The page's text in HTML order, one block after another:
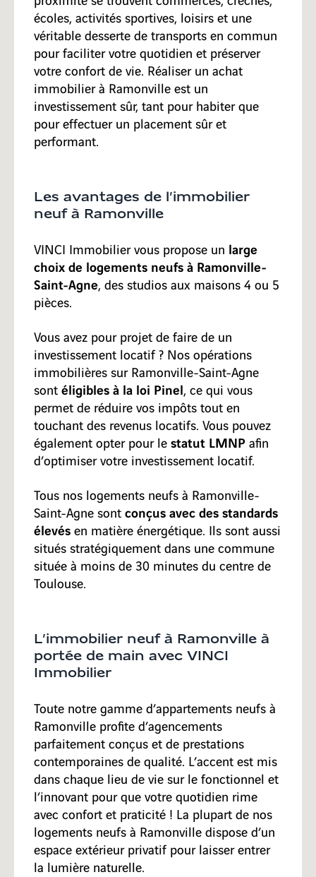
écoles, activités sportives, loisirs et une
véritable desserte de transports en commun
pour faciliter votre quotidien et préserver
votre confort de vie. Réaliser un achat
immobilier à Ramonville est un
investissement sûr, tant pour habiter que
pour effectuer un placement sûr et
performant.
Les avantages de l’immobilier
neuf à Ramonville
VINCI Immobilier vous propose un large
choix de logements neufs à Ramonville-
Saint-Agne, des studios aux maisons 4 ou 5
pièces.
Vous avez pour projet de faire de un
investissement locatif ? Nos opérations
immobilières sur Ramonville-Saint-Agne
sontéligibles à la loi Pinel, ce qui vous
permet de réduire vos impôts tout en
touchant des revenus locatifs. Vous pouvez
également opter pour lestatut LMNPafin
d’optimiser votre investissement locatif.
Tous nos logements neufs à Ramonville-
Saint-Agne sontconçus avec des standards
élevésen matière énergétique. Ils sont aussi
situés stratégiquement dans une commune
située à moins de 30 minutes du centre de
Toulouse.
L’immobilier neuf à Ramonville à
portée de main avec VINCI
Immobilier
Toute notre gamme d’appartements neufs à
Ramonville profite d’agencements
parfaitement conçus et de prestations
contemporaines de qualité. L’accent est mis
dans chaque lieu de vie sur le fonctionnel et
l’innovant pour que votre quotidien rime
avec confort et praticité ! La plupart de nos
logements neufs à Ramonville dispose d’un
espace extérieur privatif pour laisser entrer
la lumière naturelle.